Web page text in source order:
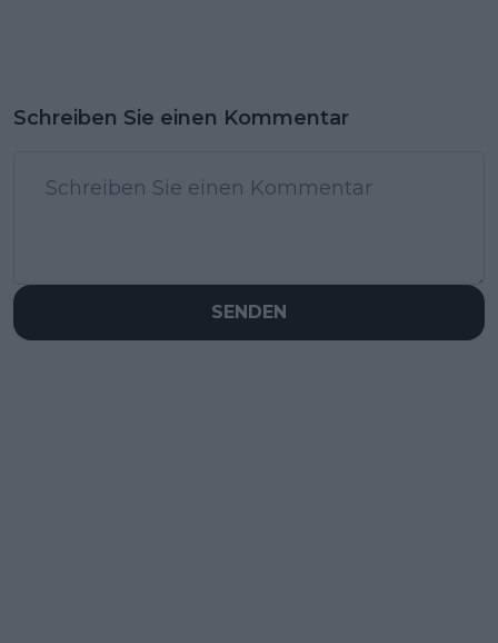
Schreiben Sie einen Kommentar
SENDEN